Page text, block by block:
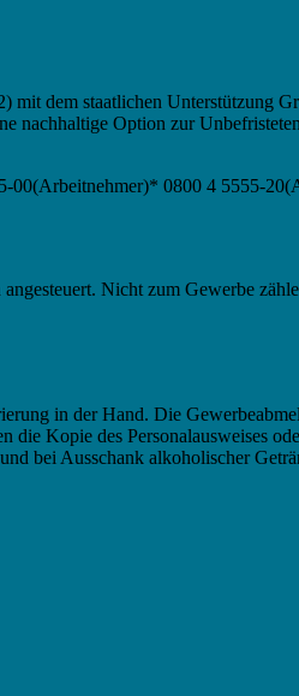
dem staatlichen Unterstützung
Option zur
00(Arbeitnehmer)* 0800 4 5555-
Nicht zum Gewerbe
in der Hand. Die
Kopie des Personalausweises
bei Ausschank alkoholischer